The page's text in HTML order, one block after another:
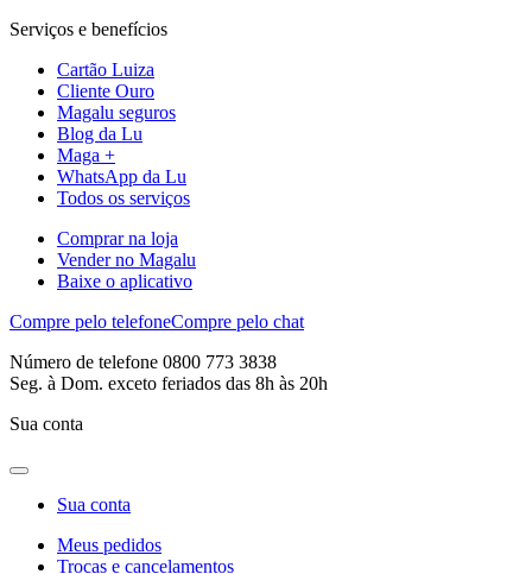
Serviços e benefícios
Cartão Luiza
Cliente Ouro
Magalu seguros
Blog da Lu
Maga +
WhatsApp da Lu
Todos os serviços
Comprar na loja
Vender no Magalu
Baixe o aplicativo
Compre pelo telefoneCompre pelo chat
Número de telefone 0800 773 3838
Seg. à Dom. exceto feriados das 8h às 20h
Sua conta
Sua conta
Meus pedidos
Trocas e cancelamentos